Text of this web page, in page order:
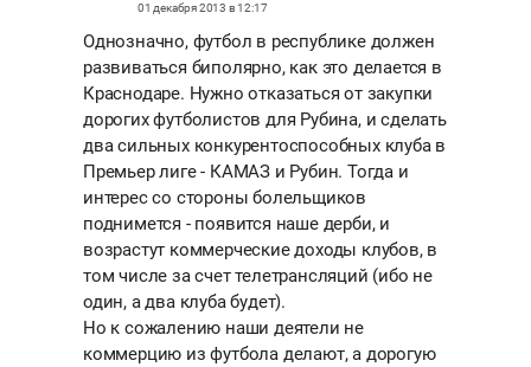
01 декабря 2013 в 12:17
Однозначно, футбол в республике должен
развиваться биполярно, как это делается в
Краснодаре. Нужно отказаться от закупки
дорогих футболистов для Рубина, и сделать
два сильных конкурентоспособных клуба в
Премьер лиге - КАМАЗ и Рубин. Тогда и
интерес со стороны болельщиков
поднимется - появится наше дерби, и
возрастут коммерческие доходы клубов, в
том числе за счет телетрансляций (ибо не
один, а два клуба будет).
Но к сожалению наши деятели не
коммерцию из футбола делают, а дорогую